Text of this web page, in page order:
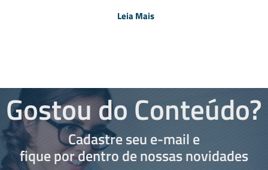
Leia Mais
Gostou do Conteúdo?
Cadastre seu e-mail e
fique por dentro de nossas novidades